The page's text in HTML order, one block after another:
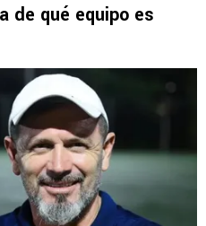
de qué equipo es